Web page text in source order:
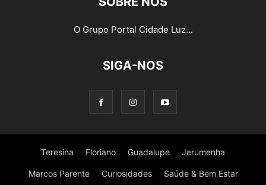
O Grupo Portal Cidade Luz...
SIGA-NOS
Teresina Floriano Guadalupe Jerumenha
Marcos Parente Curiosidades Saúde & Bem Estar